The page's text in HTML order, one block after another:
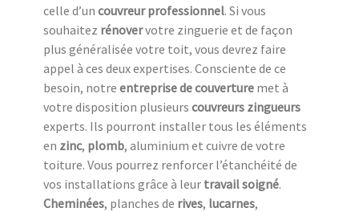
celle d’un couvreur professionnel. Si vous
souhaitez rénovervotre zinguerie et de façon
plus généralisée votre toit, vous devrez faire
appel à ces deux expertises. Consciente de ce
besoin, notre entreprise de couverture met à
votre disposition plusieurs couvreurs zingueurs
experts. Ils pourront installer tous les éléments
en zinc, plomb, aluminium et cuivre de votre
toiture. Vous pourrez renforcer l’étanchéité de
vos installations grâce à leur travail soigné.
Cheminées, planches de rives, lucarnes,